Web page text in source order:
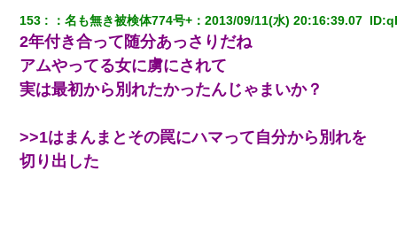
153 ：名も無き被検体774号+ ：2013/09/11(水) 20:16:39.07 ID:
2年付き合って随分あっさりだね
アムやってる女に虜にされて
実は最初から別れたかったんじゃまいか？
>>1はまんまとその罠にハマって自分から別れを
切り出した